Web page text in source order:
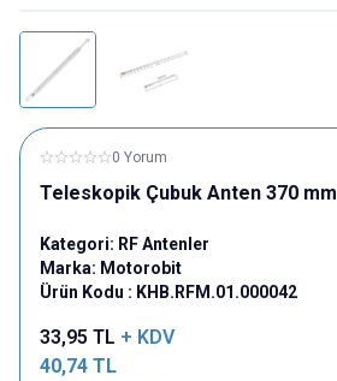
0 Yorum
Teleskopik Çubuk Anten 370 mm
Kategori: RF Antenler
Marka: Motorobit
Ürün Kodu : KHB.RFM.01.000042
33,95 TL + KDV
40,74 TL